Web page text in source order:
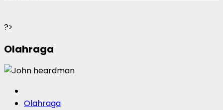
?>
Olahraga
Olahraga